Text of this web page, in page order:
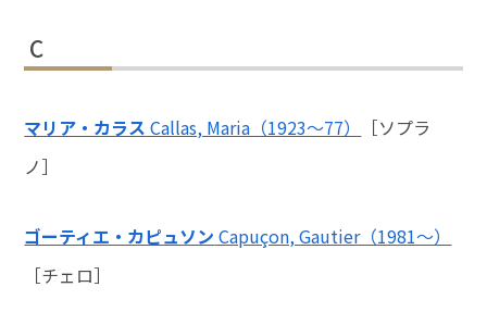
C
マリア・カラス Callas, Maria（1923～77）
［ソプラ
ノ］
ゴーティエ・カピュソン Capuçon, Gautier（1981～）
［チェロ］